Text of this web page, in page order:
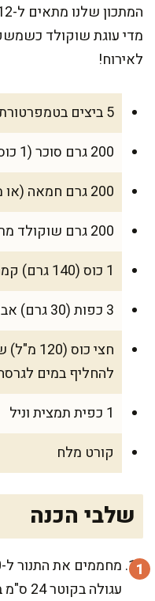
מדי עוגת שוקולד
לאירוח!
5 ביצים בטמפרטורת החדר
200 גרם סוכר (1 כוס)
200 גרם חמאה (או מחמאה לגרסה פרווה), מומסת
200 גרם שוקולד מריר איכותי, מומס
1 כוס (140 גרם) קמח תופח
3 כפות (30 גרם) אבקת קקאו איכותית
חצי
להחליף במים
1 כפית תמצית וניל
קורט מלח
שלבי הכנה